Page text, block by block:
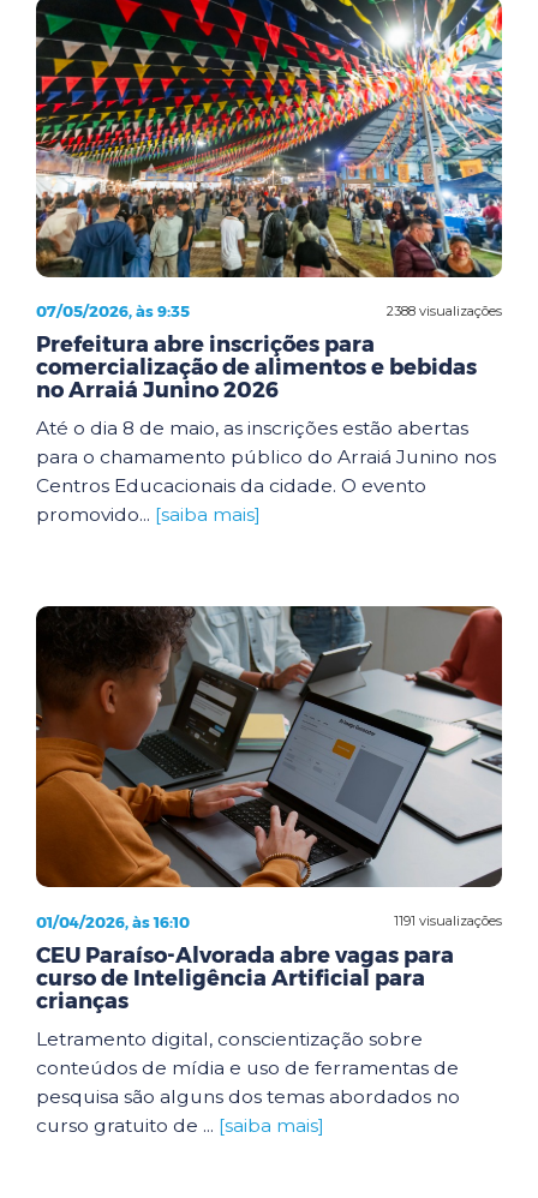
2388 visualizações
07/05/2026, às 9:35
Prefeitura abre inscrições para
comercialização de alimentos e bebidas
no Arraiá Junino 2026
Até o dia 8 de maio, as inscrições estão abertas
para o chamamento público do Arraiá Junino nos
Centros Educacionais da cidade. O evento
promovido... [saiba mais]
1191 visualizações
01/04/2026, às 16:10
CEU Paraíso-Alvorada abre vagas para
curso de Inteligência Artificial para
crianças
Letramento digital, conscientização sobre
conteúdos de mídia e uso de ferramentas de
pesquisa são alguns dos temas abordados no
curso gratuito de ... [saiba mais]